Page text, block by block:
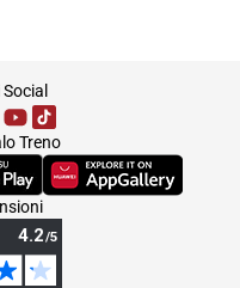
Treno
nuova scheda)
(Si apre in una nuova